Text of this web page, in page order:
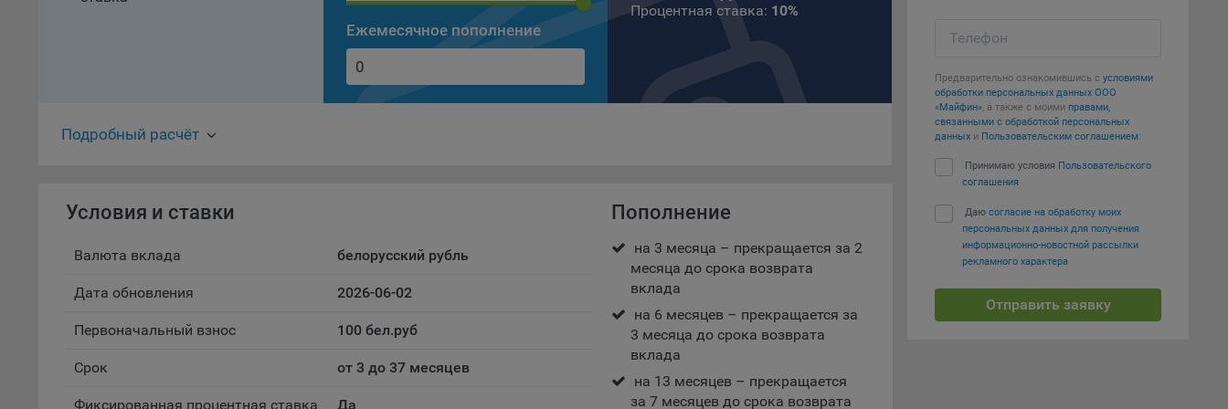
процесс такой обработки.
Файлы cookie являются текстовыми файлами, сохраненными в браузере
сайтами, которые посещает пользователь), так и сторонние файлы cookie
(задаются сервером, расположенным вне домена наших сайтов).
(включая файлы «cookie»), собираемые с помощью сервисов Интернет-
статистики, которые служат для сбора информации о действиях
пользователей на сайте, улучшения качества сайта и его содержания.
Общество обрабатывает обезличенные данные о пользователе в случае, если
это разрешено в настройках браузера пользователя (включено сохранение
Ежемесячное пополнение
Процентная ставка: 10%
Подробный расчёт
Условия и ставки
Валюта вклада белорусский рубль
Дата обновления 2026-06-02
Первоначальный взнос 100 бел.руб
Срок от 3 до 37 месяцев
Фиксированная процентная ставка Да
Пополнение
на 3 месяца – прекращается за 2
месяца до срока возврата
вклада
на 6 месяцев – прекращается за
3 месяца до срока возврата
вклада
на 13 месяцев – прекращается
за 7 месяцев до срока возврата
Телефон
Предварительно ознакомившись с условиями
обработки персональных данных ООО
«Майфин», а также с моими правами,
связанными с обработкой персональных
данных и Пользовательским соглашением:
Принимаю условия Пользовательского
соглашения
Даю согласие на обработку моих
персональных данных для получения
информационно-новостной рассылки
рекламного характера
Отправить заявку